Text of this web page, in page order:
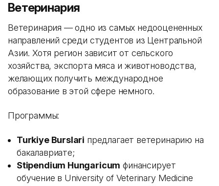
Ветеринария
Ветеринария — одно из самых недооцененных
направлений среди студентов из Центральной
Азии. Хотя регион зависит от сельского
хозяйства, экспорта мяса и животноводства,
желающих получить международное
образование в этой сфере немного.
Программы:
Turkiye Burslari предлагает ветеринарию на
бакалавриате;
Stipendium Hungaricum финансирует
обучение в University of Veterinary Medicine